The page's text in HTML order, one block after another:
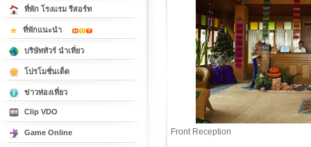
ที่พัก โรงแรม รีสอร์ท
ที่พักแนะนำ
บริษัททัวร์ นำเที่ยว
โปรโมชั่นเด็ด
ข่าวท่องเที่ยว
Clip VDO
Game Online